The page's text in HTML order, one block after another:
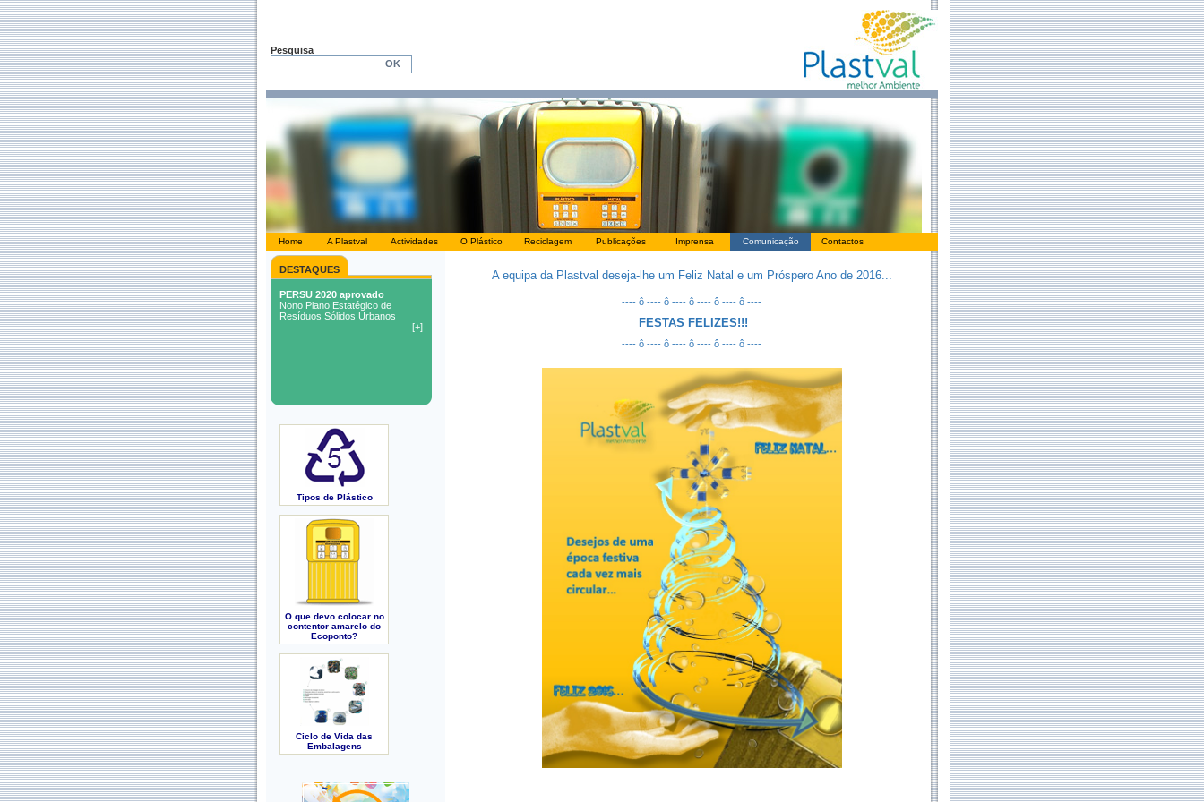
Pesquisa
Home A Plastval Actividades O Plástico Reciclagem Publicações Imprensa Comunicação Contactos
DESTAQUES
Tipos de Plástico
O que devo colocar no
contentor amarelo do
Ecoponto?
Ciclo de Vida das
Embalagens
A equipa da Plastval deseja-lhe um Feliz Natal e um Próspero Ano de 2016...
---- ô ---- ô ---- ô ---- ô ---- ô ----
FESTAS FELIZES!!!
---- ô ---- ô ---- ô ---- ô ---- ô ----